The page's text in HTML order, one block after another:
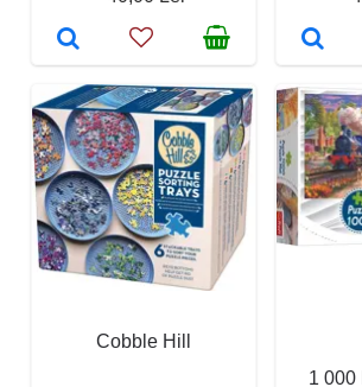
Cobble Hill
1 000